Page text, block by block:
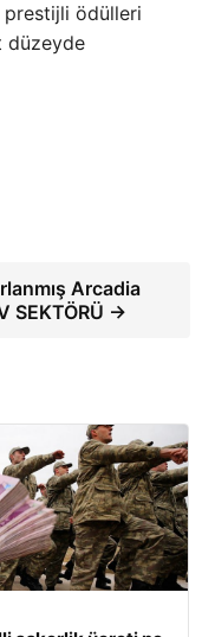
prestijli ödülleri
düzeyde
Arcadia
SEKTÖRÜ →